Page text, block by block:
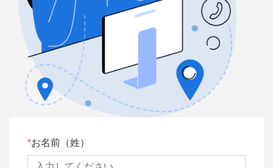
お名前（姓）